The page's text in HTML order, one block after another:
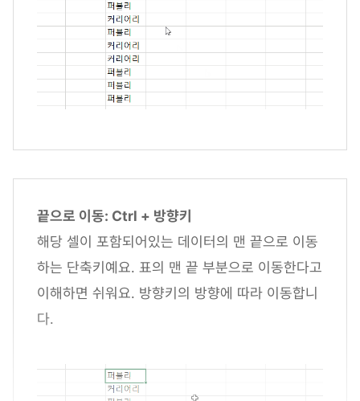
끝으로 이동: Ctrl + 방향키
해당 셀이 포함되어있는 데이터의 맨 끝으로 이동
하는 단축키예요. 표의 맨 끝 부분으로 이동한다고
이해하면 쉬워요. 방향키의 방향에 따라 이동합니
다.